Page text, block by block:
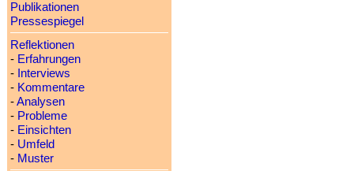
Publikationen
Pressespiegel
Reflektionen
- Erfahrungen
- Interviews
- Kommentare
-Analysen
- Probleme
- Einsichten
- Umfeld
- Muster